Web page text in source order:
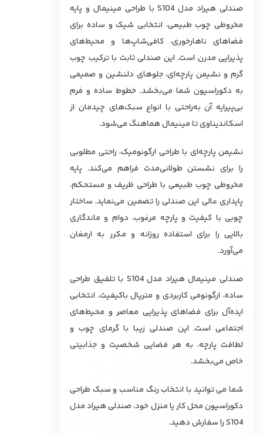
صندلی هیراد مدل S104 با طراحی مینیمال و پایه
مخروطی چوب طبیعی، انتخابی شیک و ساده برای
فضاهای ناهارخوری، کافی‌شاپ‌ها و محیط‌های
پذیرایی مدرن است. این صندلی ثابت با ترکیب چوب
گرم و نشیمن پارچه‌ای، جلوهای دلنشین و صمیمی
به دکوراسیون شما می‌بخشد. خطوط ساده و فرم
بی‌پیرایه آن به‌راحتی با انواع سبک‌های چیدمان از
اسکاندیناوی تا مینیمال هماهنگ می‌شود.
نشیمن پارچه‌ای با طراحی ارگونومیک، راحتی مطلوبی
را برای نشستن طولانی‌مدت فراهم می‌کند. پایه
مخروطی چوب طبیعی با طراحی ظریف و مستحکم،
پایداری عالی این صندلی را تضمین می‌نماید. ساختار
چوبی با کیفیت و پارچه مرغوب، دوام و ماندگاری
بالایی را برای استفاده روزانه و مکرر به ارمغان
می‌آورد.
صندلی مینیمال هیراد مدل S104 با تلفیق طراحی
ساده، ارگونومی کاربردی و متریال باکیفیت، انتخابی
ایده‌آل برای فضاهای پذیرایی معاصر و محیط‌های
اجتماعی است. این صندلی زیبا با گرمای چوب و
لطافت پارچه، به هر فضایی شخصیت و جذابیتی
خاص می‌بخشد.
شما می توانید با انتخاب رنگ مناسب و سبک طراحی
دکوراسیون محل کار یا منزل خود، صندلی هیراد مدل
S104 را سفارش دهید.